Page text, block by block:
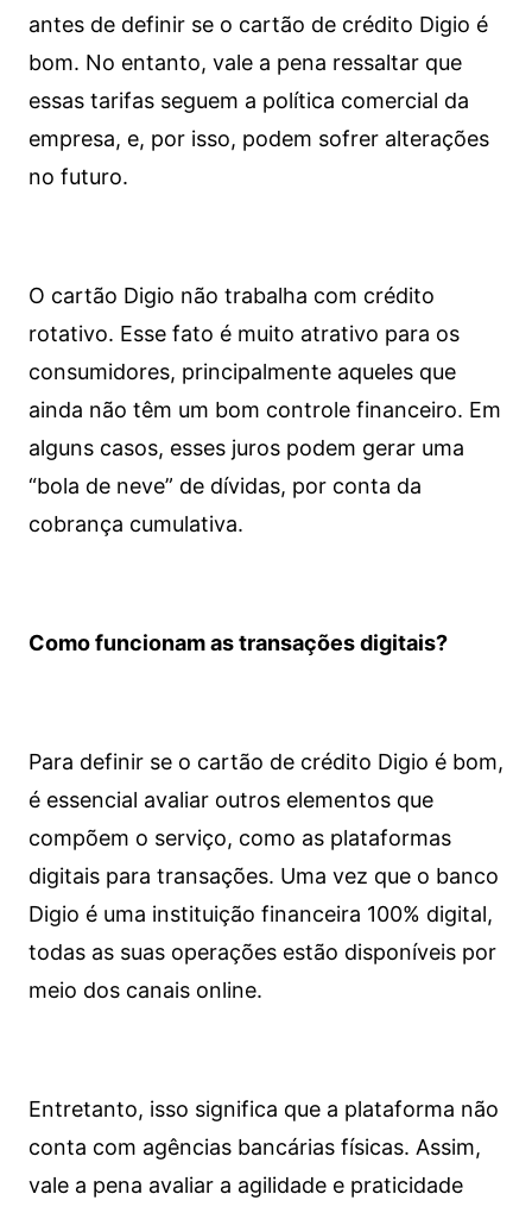
antes de definir se o cartão de crédito Digio é
bom. No entanto, vale a pena ressaltar que
essas tarifas seguem a política comercial da
empresa, e, por isso, podem sofrer alterações
no futuro.
O cartão Digio não trabalha com crédito
rotativo. Esse fato é muito atrativo para os
consumidores, principalmente aqueles que
ainda não têm um bom controle financeiro. Em
alguns casos, esses juros podem gerar uma
“bola de neve” de dívidas, por conta da
cobrança cumulativa.
Como funcionam as transações digitais?
Para definir se o cartão de crédito Digio é bom,
é essencial avaliar outros elementos que
compõem o serviço, como as plataformas
digitais para transações. Uma vez que o banco
Digio é uma instituição financeira 100% digital,
todas as suas operações estão disponíveis por
meio dos canais online.
Entretanto, isso significa que a plataforma não
conta com agências bancárias físicas. Assim,
vale a pena avaliar a agilidade e praticidade